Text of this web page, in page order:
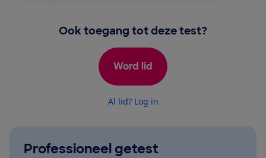
Ook toegang tot deze test?
Word lid
Al lid? Log in
Professioneel getest